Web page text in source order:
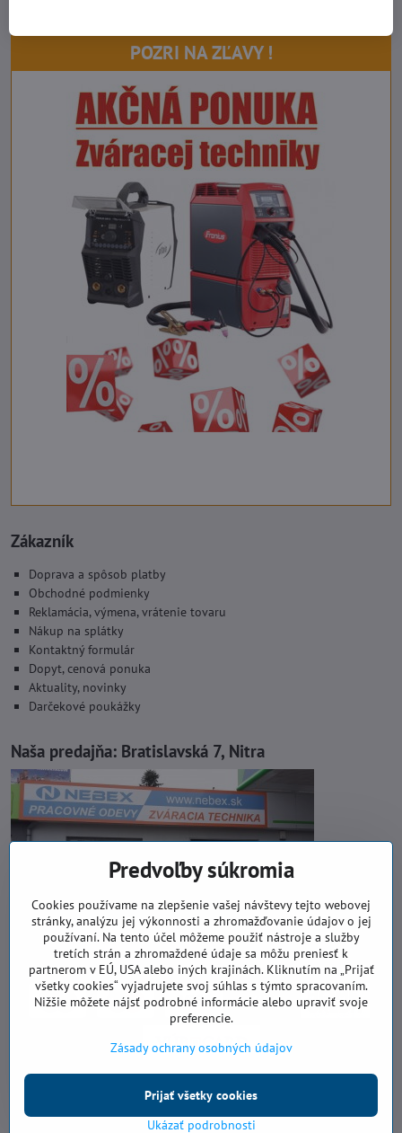
POZRI NA ZĽAVY !
Zákazník
Doprava a spôsob platby
Obchodné podmienky
Reklamácia, výmena, vrátenie tovaru
Nákup na splátky
Kontaktný formulár
Dopyt, cenová ponuka
Aktuality, novinky
Darčekové poukážky
Naša predajňa: Bratislavská 7, Nitra
©2026Copyright
Predvoľby súkromiaZásady ochrany osobných údajov
Predvoľby súkromia
Cookies používame na zlepšenie vašej návštevy tejto webovej
stránky, analýzu jej výkonnosti a zhromažďovanie údajov o jej
používaní. Na tento účel môžeme použiť nástroje a služby
tretích strán a zhromaždené údaje sa môžu preniesť k
partnerom v EÚ, USA alebo iných krajinách. Kliknutím na „Prijať
všetky cookies“ vyjadrujete svoj súhlas s týmto spracovaním.
Nižšie môžete nájsť podrobné informácie alebo upraviť svoje
preferencie.
Zásady ochrany osobných údajov
Ukázať podrobnosti
Prijať všetky cookies